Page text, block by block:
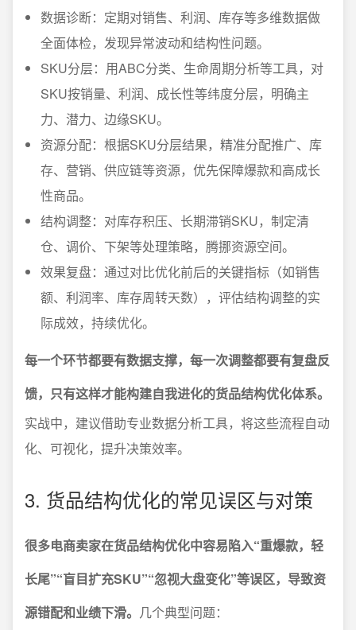
数据诊断：定期对销售、利润、库存等多维数据做
全面体检，发现异常波动和结构性问题。
SKU分层：用ABC分类、生命周期分析等工具，对
SKU按销量、利润、成长性等纬度分层，明确主
力、潜力、边缘SKU。
资源分配：根据SKU分层结果，精准分配推广、库
存、营销、供应链等资源，优先保障爆款和高成长
性商品。
结构调整：对库存积压、长期滞销SKU，制定清
仓、调价、下架等处理策略，腾挪资源空间。
效果复盘：通过对比优化前后的关键指标（如销售
额、利润率、库存周转天数），评估结构调整的实
际成效，持续优化。
每一个环节都要有数据支撑，每一次调整都要有复盘反
馈，只有这样才能构建自我进化的货品结构优化体系。
实战中，建议借助专业数据分析工具，将这些流程自动
化、可视化，提升决策效率。
3. 货品结构优化的常见误区与对策
很多电商卖家在货品结构优化中容易陷入“重爆款，轻
长尾”“盲目扩充SKU”“忽视大盘变化”等误区，导致资
源错配和业绩下滑。 几个典型问题：